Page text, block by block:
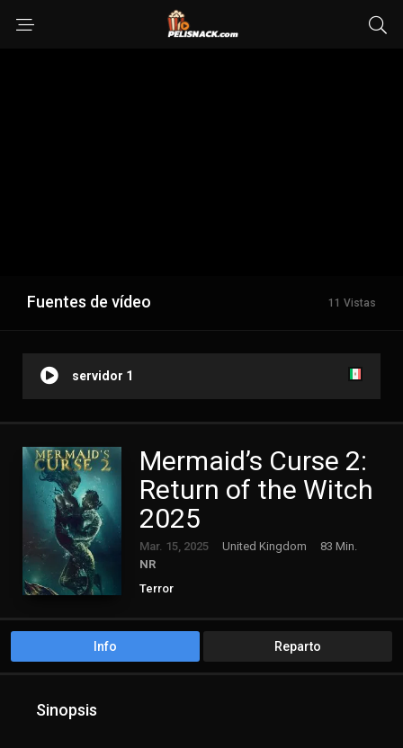
Fuentes de vídeo 11 Vistas
servidor 1
Mermaid’s Curse 2:
Return of the Witch
2025
Mar. 15, 2025 United Kingdom
83 Min.
NR
Terror
Info Reparto
Sinopsis